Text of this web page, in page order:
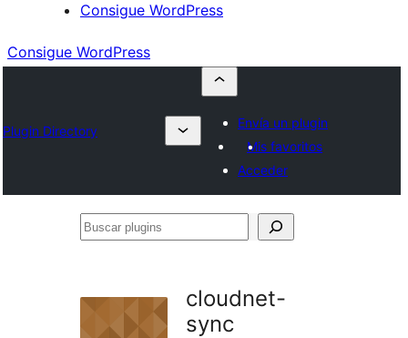
Consigue WordPress
Consigue WordPress
Plugin Directory
Envía un plugin
Mis favoritos
Acceder
Buscar
cloudnet-
sync